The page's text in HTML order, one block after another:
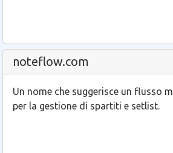
noteflow.com
Un nome che suggerisce un flusso
per la gestione di spartiti e setlist.